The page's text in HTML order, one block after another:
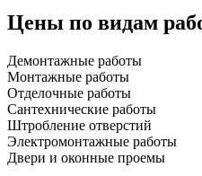
Цены по видам
Демонтажные работы
Монтажные работы
Отделочные работы
Сантехнические работы
Штробление отверстий
Электромонтажные работы
Двери и оконные проемы